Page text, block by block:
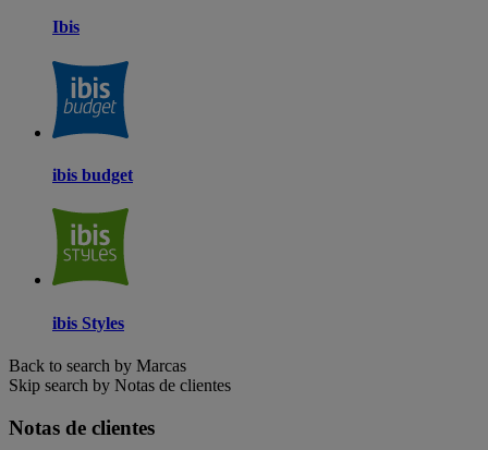
Ibis
ibis budget
ibis Styles
Back to search by Marcas
Skip search by Notas de clientes
Notas de clientes